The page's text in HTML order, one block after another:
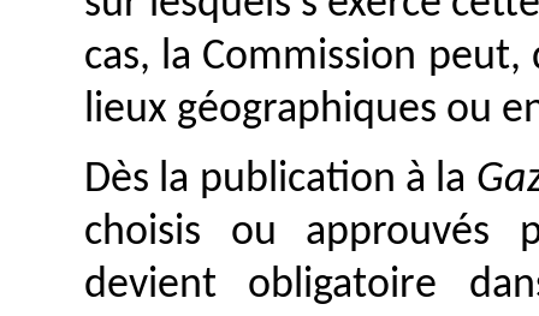
cas, la Commission
lieux géographiques ou
Dès la publication à la
choisis ou approuvés
devient obligatoire